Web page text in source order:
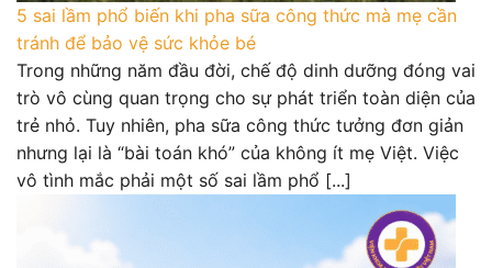
5 sai lầm phổ biến khi pha sữa công thức mà mẹ cần
tránh để bảo vệ sức khỏe bé
Trong những năm đầu đời, chế độ dinh dưỡng đóng vai
trò vô cùng quan trọng cho sự phát triển toàn diện của
trẻ nhỏ. Tuy nhiên, pha sữa công thức tưởng đơn giản
nhưng lại là “bài toán khó” của không ít mẹ Việt. Việc
vô tình mắc phải một số sai lầm phổ [...]